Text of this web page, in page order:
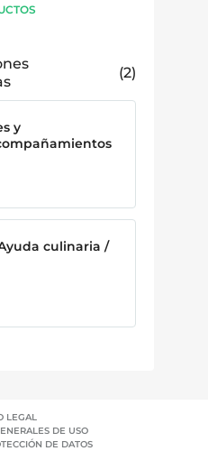
2
y
culinaria /
LEGAL
DE USO
DE DATOS